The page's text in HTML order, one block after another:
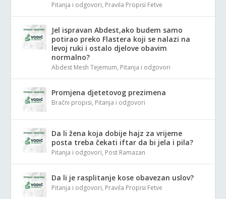
Pitanja i odgovori, Pravila Propisi Fetve
Jel ispravan Abdest,ako budem samo
potirao preko Flastera koji se nalazi na
levoj ruki i ostalo djelove obavim
normalno?
Abdest Mesh Tejemum, Pitanja i odgovori
Promjena djetetovog prezimena
Bračni propisi, Pitanja i odgovori
Da li žena koja dobije hajz za vrijeme
posta treba čekati iftar da bi jela i pila?
Pitanja i odgovori, Post Ramazan
Da li je rasplitanje kose obavezan uslov?
Pitanja i odgovori, Pravila Propisi Fetve